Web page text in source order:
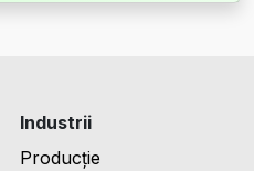
Industrii
Producție